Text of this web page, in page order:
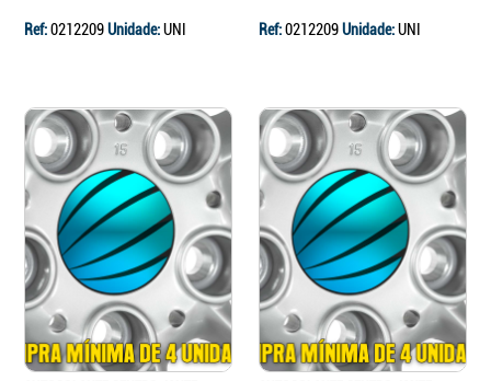
Ref:0212209Unidade:UNI Ref:0212209Unidade:UNI